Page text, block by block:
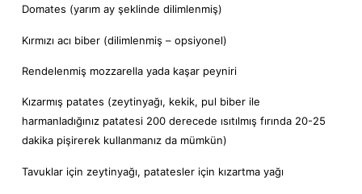
Domates (yarım ay şeklinde dilimlenmiş)
Kırmızı acı biber (dilimlenmiş – opsiyonel)
Rendelenmiş mozzarella yada kaşar peyniri
Kızarmış patates (zeytinyağı, kekik, pul biber ile
harmanladığınız patatesi 200 derecede ısıtılmış fırında 20-25
dakika pişirerek kullanmanız da mümkün)
Tavuklar için zeytinyağı, patatesler için kızartma yağı